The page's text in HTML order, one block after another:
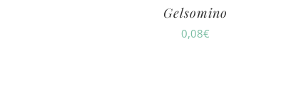
Gelsomino
0,08€